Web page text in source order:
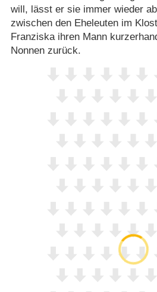
will, lässt er sie immer wieder
zwischen den Eheleuten im
Franziska ihren Mann
Nonnen zurück.